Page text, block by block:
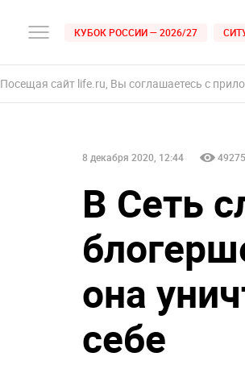
КУБОК РОССИИ — 2026/27
Посещая сайт life.ru, Вы соглашаетесь с
8 декабря 2020, 12:44 49275
В Сеть
она
себе